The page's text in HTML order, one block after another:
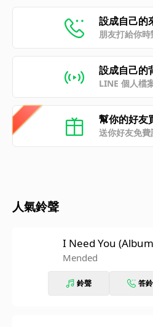
設成自己的
朋友打給你
設成自己的
LINE 個人檔
幫你的好友
送你好友免
人氣鈴聲
I Need You
Mended
鈴聲 答鈴